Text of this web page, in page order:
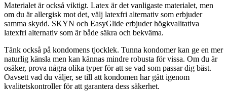
Materialet är också viktigt. Latex är det vanligaste materialet, men
om du är allergisk mot det, välj latexfri alternativ som erbjuder
samma skydd. SKYN och EasyGlide erbjuder högkvalitativa
latexfri alternativ som är både säkra och bekväma.
Tänk också på kondomens tjocklek. Tunna kondomer kan ge en mer
naturlig känsla men kan kännas mindre robusta för vissa. Om du är
osäker, prova några olika typer för att se vad som passar dig bäst.
Oavsett vad du väljer, se till att kondomen har gått igenom
kvalitetskontroller för att garantera dess säkerhet.